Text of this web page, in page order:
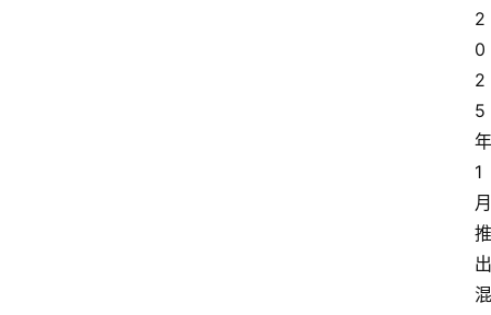
2
0
2
5
年
1
月
推
出
混